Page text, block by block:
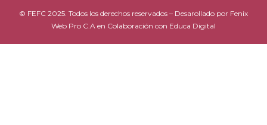
© FEFC 2025. Todos los derechos reservados – Desarollado por Fenix
Web Pro C.A en Colaboración con Educa Digital